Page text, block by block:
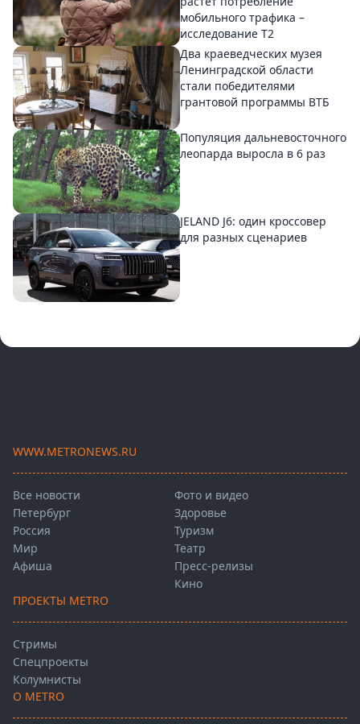
мобильного трафика –
исследование T2
Два краеведческих музея
Ленинградской области
стали победителями
грантовой программы ВТБ
Популяция дальневосточного
леопарда выросла в 6 раз
JELAND J6: один кроссовер
для разных сценариев
WWW.METRONEWS.RU
Все новости
Петербург
Россия
Мир
Афиша
Фото и видео
Здоровье
Туризм
Театр
Пресс-релизы
Кино
ПРОЕКТЫ METRO
Стримы
Спецпроекты
Колумнисты
О METRO